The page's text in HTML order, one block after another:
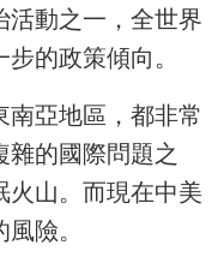
活動之一，全世界
的政策傾向。
南亞地區，都非常
雜的國際問題之
火山。而現在中美
險。